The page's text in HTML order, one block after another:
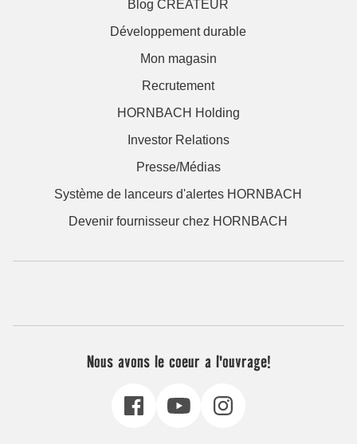
Blog CRÉATEUR
Développement durable
Mon magasin
Recrutement
HORNBACH Holding
Investor Relations
Presse/Médias
Système de lanceurs d'alertes HORNBACH
Devenir fournisseur chez HORNBACH
Nous avons le coeur a l'ouvrage!